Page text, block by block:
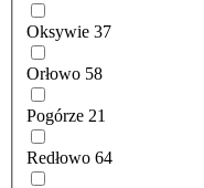
Oksywie 37
Orłowo 58
Pogórze 21
Redłowo 64